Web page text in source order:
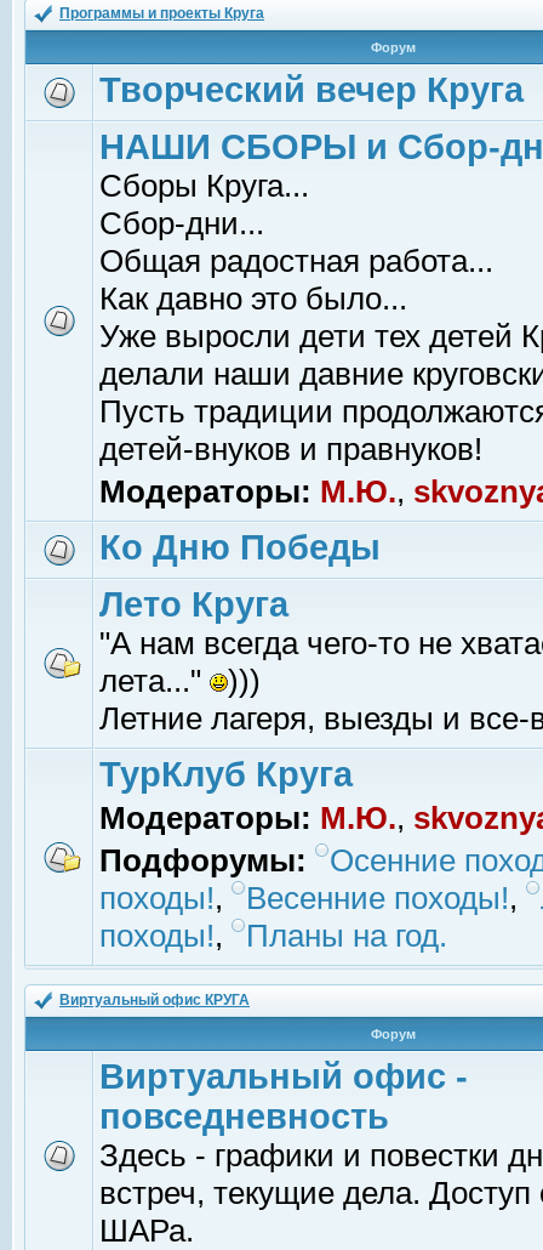
Программы и проекты Круга
Форум
Творческий вечер Круга
НАШИ СБОРЫ и Сбор-
Сборы Круга...
Сбор-дни...
Общая радостная работа...
Как давно это было...
Уже выросли дети тех детей
делали наши давние
Пусть традиции
детей-внуков и правнуков!
Модераторы: М.Ю.,
Ко Дню Победы
Лето Круга
"А нам всегда чего-то не
лета..."
)))
Летние лагеря, выезды и все-
ТурКлуб Круга
Модераторы: М.Ю.,
Подфорумы:
Осенние
походы!, Весенние походы!,
походы!, Планы на год.
Виртуальный офис КРУГА
Форум
Виртуальный офис -
повседневность
Здесь - графики и повестки
встреч, текущие дела.
ШАРа.